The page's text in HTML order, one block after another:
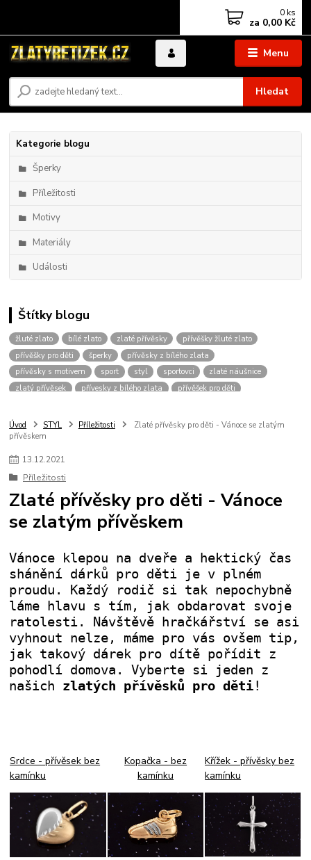
Menu
Hledat
0 ks
za 0,00 Kč
Kategorie blogu
Šperky
Příležitosti
Motivy
Materiály
Události
Štítky blogu
žluté zlato bílé zlato zlaté přívěsky
přívěšky žluté zlato
přívěšky pro děti
šperky
přívěsky z bílého zlata
přívěsky s motivem
sport styl sportovci
zlaté náušnice
zlatý přívěsek
přívesky z bílého zlata
přívěšek pro děti
přívěšky pro muže
přívěšky pro chlapce
přívěšky zvíře
přívěšky zvířecím motiv
pro štěstí
dvoubarevné přívěšky
fotbalový míč
kopačka přívěšek žluté
pánské přívěšky
přívěšky pro pány
přívěšky pro hochy
přívěšek pro kluka
Úvod STYL Příležitosti
Zlaté přívěsky pro děti - Vánoce se zlatým
přívěskem
13.12.2021
Příležitosti
Zlaté přívěsky pro děti - Vánoce
se zlatým přívěskem
Vánoce klepou na dveře a hektický čas
shánění dárků pro děti je v plném
proudu. Každý rodič si tak nepochybně
láme hlavu s tím, jak obdarovat svoje
ratolesti. Návštěvě hračkářství se asi
vyhnout nelze, máme pro vás ovšem tip,
jak takový dárek pro dítě pořídit z
pohodlí domova. Vyberte si jeden z
našich zlatých přívěsků pro děti!
Srdce - přívěsek bez
kamínku
Kopačka - bez
kamínku
Křížek - přívěsky bez
kamínku